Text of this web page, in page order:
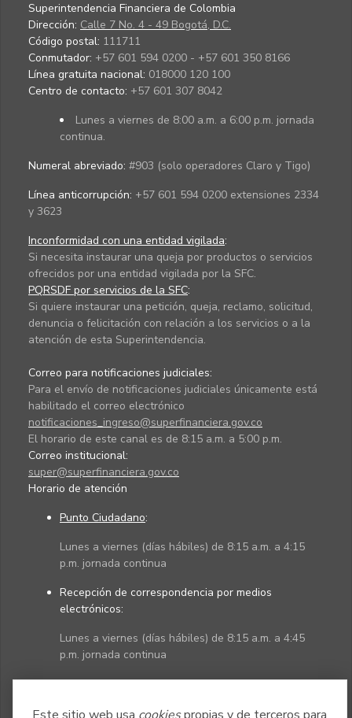
Superintendencia Financiera de Colombia
Dirección: Calle 7 No. 4 - 49 Bogotá, D.C.
Código postal: 111711
Conmutador: +57 601 594 0200 - +57 601 350 8166
Línea gratuita nacional: 018000 120 100
Centro de contacto: +57 601 307 8042
Lunes a viernes de 8:00 a.m. a 6:00 p.m. jornada
continua.
Numeral abreviado: #903 (solo operadores Claro y Tigo)
Línea anticorrupción: +57 601 594 0200 extensiones 2334
y 3623
Inconformidad con una entidad vigilada:
Si necesita instaurar una queja por productos o servicios
ofrecidos por una entidad vigilada por la SFC.
PQRSDF por servicios de la SFC:
Si quiere instaurar una petición, queja, reclamo, solicitud,
denuncia o felicitación con relación a los servicios o a la
atención de esta Superintendencia.
Correo para notificaciones judiciales:
Para el envío de notificaciones judiciales únicamente está
habilitado el correo electrónico
notificaciones_ingreso@superfinanciera.gov.co
El horario de este canal es de 8:15 a.m. a 5:00 p.m.
Correo institucional:
super@superfinanciera.gov.co
Horario de atención
Punto Ciudadano:
Lunes a viernes (días hábiles) de 8:15 a.m. a 4:15
p.m. jornada continua
Recepción de correspondencia por medios
electrónicos:
Lunes a viernes (días hábiles) de 8:15 a.m. a 4:45
p.m. jornada continua